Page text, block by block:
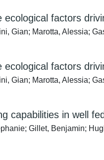
factors
Gian; Marotta, Alessia;
factors
Gian; Marotta, Alessia;
capabilities in well
Gillet, Benjamin;